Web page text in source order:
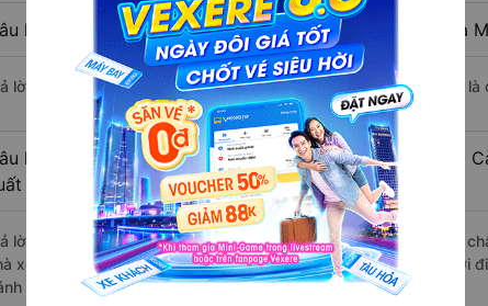
hỏi: Nhà xe đi Cẩm Mỹ - Đồng Nai từ Ngọc Hiển - Cà
lời: Chuyến xe có giờ xuất phát trễ (muộn) nhất là vào lúc 4:50 là
hỏi: Review xe đi Cẩm Mỹ - Đồng Nai từ Ngọc Hiển -
sắc, cao cấp nhất?
lời: Những hãng xe đi Ngọc Hiển - Cà Mau Cẩm Mỹ - Đồng Nai
xe Tuấn Hiệp đi Cẩm Mỹ - Đồng Nai từ Ngọc Hiển - Cà Mau với
giá của khách hàng).